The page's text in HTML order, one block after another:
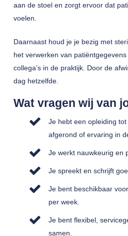
aan de stoel en zorgt ervoor dat
voelen.
Daarnaast houd je je bezig met
het verwerken van
collega’s in de praktijk. Door de
dag hetzelfde.
Wat vragen wij van
Je hebt een opleiding
afgerond of ervaring in
Je werkt nauwkeurig en
Je spreekt en schrijft
Je bent beschikbaar
per week.
Je bent flexibel,
samen.